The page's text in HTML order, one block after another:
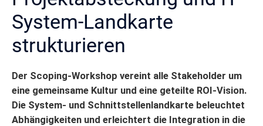
System-Landkarte
strukturieren
Der Scoping-Workshop vereint alle Stakeholder um
eine gemeinsame Kultur und eine geteilte ROI-Vision.
Die System- und Schnittstellenlandkarte beleuchtet
Abhängigkeiten und erleichtert die Integration in die